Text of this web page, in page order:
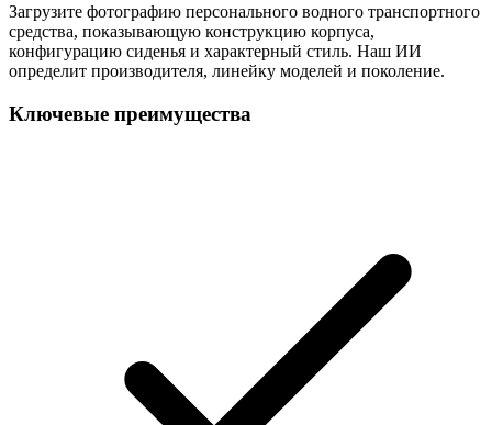
Загрузите фотографию персонального водного транспортного
средства, показывающую конструкцию корпуса,
конфигурацию сиденья и характерный стиль. Наш ИИ
определит производителя, линейку моделей и поколение.
Ключевые преимущества